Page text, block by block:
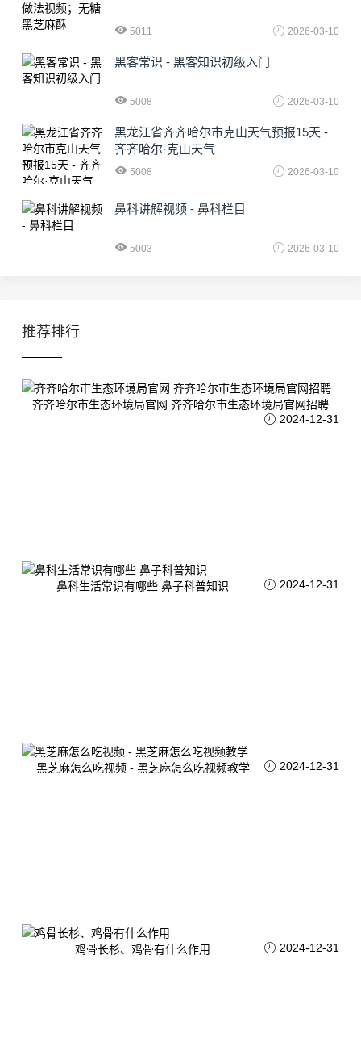
5011 2026-03-10
黑客常识 - 黑客知识初级入门
5008 2026-03-10
黑龙江省齐齐哈尔市克山天气预报15天 -
齐齐哈尔·克山天气
5008 2026-03-10
鼻科讲解视频 - 鼻科栏目
5003 2026-03-10
推荐排行
齐齐哈尔市生态环境局官网 齐齐哈尔市生态环境局官网招聘
2024-12-31
鼻科生活常识有哪些 鼻子科普知识 2024-12-31
黑芝麻怎么吃视频 - 黑芝麻怎么吃视频教学 2024-12-31
鸡骨长杉、鸡骨有什么作用 2024-12-31